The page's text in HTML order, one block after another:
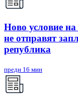
Ново условие
не отправят
република
преди 16 мин